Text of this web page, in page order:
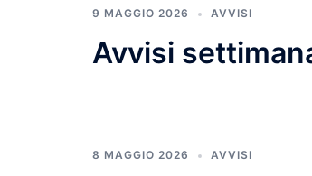
9 MAGGIO 2026 AVVISI
Avvisi
8 MAGGIO 2026 AVVISI